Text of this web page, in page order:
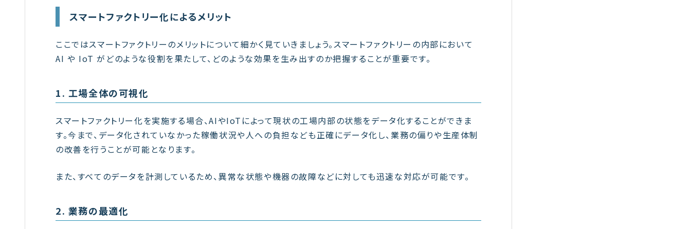
スマートファクトリー化によるメリット
ここではスマートファクトリーのメリットについて細かく見ていきましょう。スマートファクトリーの内部において
AI や IoT がどのような役割を果たして、どのような効果を生み出すのか把握することが重要です。
1. 工場全体の可視化
スマートファクトリー化を実施する場合、AIやIoTによって現状の工場内部の状態をデータ化することができま
す。今まで、データ化されていなかった稼働状況や人への負担なども正確にデータ化し、業務の偏りや生産体制
の改善を行うことが可能となります。
また、すべてのデータを計測しているため、異常な状態や機器の故障などに対しても迅速な対応が可能です。
2. 業務の最適化